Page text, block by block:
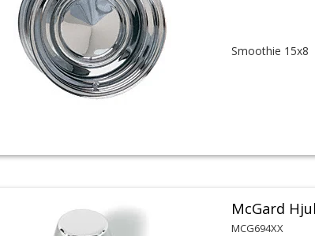
Smoothie 15x8
McGard
MCG694XX